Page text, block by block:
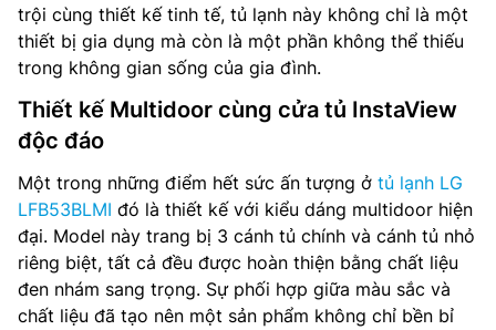
trội cùng thiết kế tinh tế, tủ lạnh này không chỉ là một
thiết bị gia dụng mà còn là một phần không thể thiếu
trong không gian sống của gia đình.
Thiết kế Multidoor cùng cửa tủ InstaView
độc đáo
Một trong những điểm hết sức ấn tượng ở tủ lạnh LG
LFB53BLMI đó là thiết kế với kiểu dáng multidoor hiện
đại. Model này trang bị 3 cánh tủ chính và cánh tủ nhỏ
riêng biệt, tất cả đều được hoàn thiện bằng chất liệu
đen nhám sang trọng. Sự phối hợp giữa màu sắc và
chất liệu đã tạo nên một sản phẩm không chỉ bền bỉ